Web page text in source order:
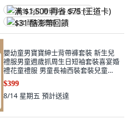
满 $1,500 再省 $75 (王道卡)
$31 酷澎幣回饋
嬰幼童男寶寶紳士背帶褲套裝 新生兒
禮服男童週歲抓周生日短袖套裝喜宴婚
禮花童禮服 男童長袖西裝套裝兒童吊
帶褲
$399
8/14 星期五 預計送達